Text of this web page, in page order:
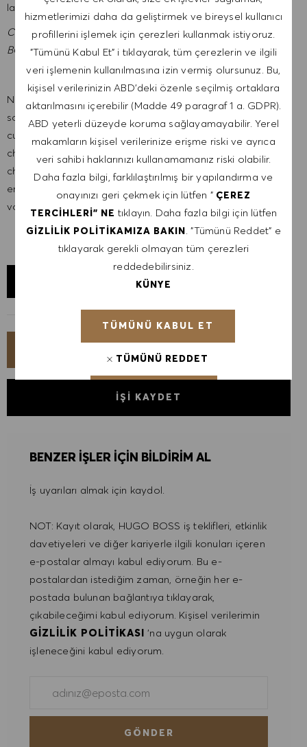
hizmetlerimizi daha da geliştirmek ve bireysel kullanıcı
profillerini işlemek için çerezleri kullanmak istiyoruz.
"Tümünü Kabul Et" i tıklayarak, tüm çerezlerin ve ilgili
veri işlemenin kullanılmasına izin vermiş olursunuz. Bu,
kişisel verilerinizin ABD'deki özenle seçilmiş ortaklara
aktarılmasını içerebilir (Madde 49 paragraf 1 a. GDPR).
ABD yeterli düzeyde koruma sağlayamayabilir. Yerel
makamların kişisel verilerinize erişme riski ve ayrıca
veri sahibi haklarınızı kullanamamanız riski olabilir.
Daha fazla bilgi, farklılaştırılmış bir yapılandırma ve
onayınızı geri çekmek için lütfen " ÇEREZ
TERCIHLERI" NE tıklayın. Daha fazla bilgi için lütfen
GIZLILIK POLITIKAMIZA BAKIN . "Tümünü Reddet" e
tıklayarak gerekli olmayan tüm çerezleri
reddedebilirsiniz.
KÜNYE
ÇEREZ TERCIHLERI
TÜMÜNÜ REDDET
TÜMÜNÜ KABUL ET
la vôtre et rejoignez la TEAM BOSS !
Cette opportunité, comme toutes les offres d’emploi HUGO
BOSS, est ouverte aux personnes en situation de Handicap.
Nous sommes une entreprise mondiale et nos employés
sont représentatifs du monde dans son ensemble. Notre
culture inclusive intègre l'authenticité et l'individualité de
chaque personne. Nous sommes attachés à l'égalité des
chances en matière d'emploi. Et nous pensons que notre
environnement de travail équitable contribue à libérer tout
votre potentiel et vous permet de vous épanouir.
İŞI KAYDET
BENZER IŞLER IÇIN BILDIRIM AL
İş uyarıları almak için kaydol.
NOT: Kayıt olarak, HUGO BOSS iş teklifleri, etkinlik
davetiyeleri ve diğer kariyerle ilgili konuları içeren
e-postalar almayı kabul ediyorum. Bu e-
postalardan istediğim zaman, örneğin her e-
postada bulunan bağlantıya tıklayarak,
çıkabileceğimi kabul ediyorum. Kişisel verilerimin
GIZLILIK POLITIKASI 'na uygun olarak
işleneceğini kabul ediyorum.
GÖNDER